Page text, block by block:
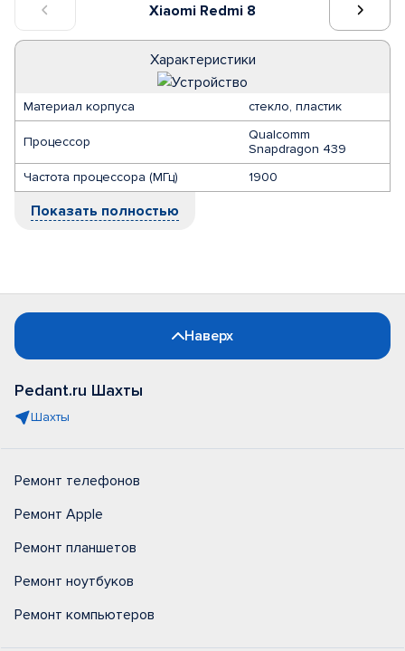
Xiaomi Redmi 8
Характеристики
Материал корпуса стекло, пластик
Процессор
Qualcomm
Snapdragon 439
Частота процессора (МГц)
1900
Показать полностью
Наверх
Pedant.ru Шахты
Шахты
Ремонт телефонов
Ремонт Apple
Ремонт планшетов
Ремонт ноутбуков
Ремонт компьютеров